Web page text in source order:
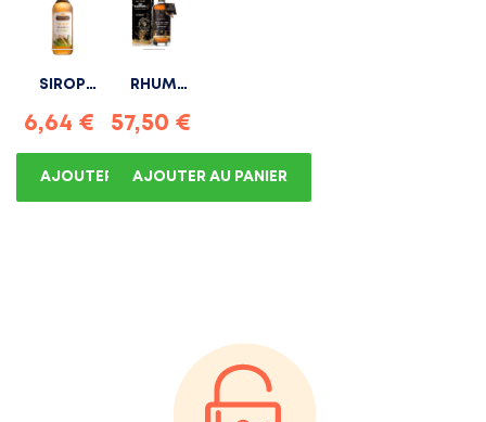
SIROP
SUCRE DE
6,64 €
AJOUTER AU PANIER
RHUM
VIEUX OLD
CANE...
57,50 €
AJOUTER AU PANIER